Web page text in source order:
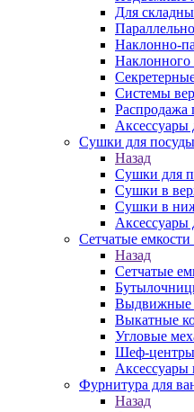
Для
Наклонно-
Наклонного
Системы
Распродажа
Аксессуары
Сушки для посуды
Назад
Сушки для
Сушки в
Сушки в
Аксессуары
Сетчатые
Назад
Сетчатые
Выдвижные
Выкатные
Угловые
Шеф-центры
Фурнитура для
Назад